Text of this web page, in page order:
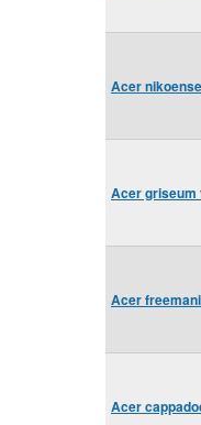
Acer
Acer griseum
Acer
Acer